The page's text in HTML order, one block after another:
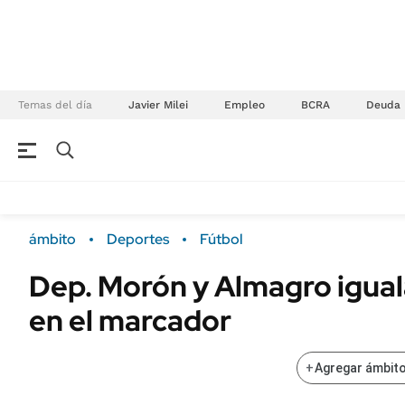
Temas del día Javier Milei Empleo BCRA Deuda
Campo
FINANZAS
Sustentabilidad
POLÍTICA
ámbito Deportes Fútbol
Dep. Morón y Almagro
en el marcador
+Agregar